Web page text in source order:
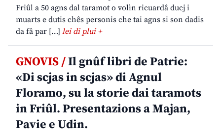
Friûl a 50 agns dal taramot o volìn ricuardâ ducj i
muarts e dutis chês personis che tai agns si son dadis
da fâ par […] lei di plui +
GNOVIS /Il gnûf libri de Patrie:
«Di scjas in scjas» di Agnul
Floramo, su la storie dai taramots
in Friûl. Presentazions a Majan,
Pavie e Udin.